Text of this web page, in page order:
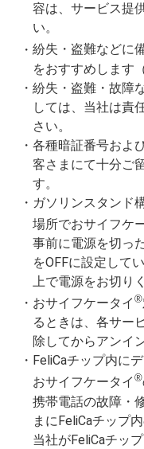
容は、サービス提
い。
紛失・盗難などに
をおすすめします
紛失・盗難・故障
しては、当社は責
さい。
各種暗証番号およ
客さまにて十分ご
す。
ガソリンスタンド
場所でおサイフケ
事前に電源を切っ
をOFFに設定して
上で電源をお切り
おサイフケータイ ®
るときは、各サー
除してからアンイ
FeliCaチップ内に
おサイフケータイ ®
携帯電話の故障・
まにFeliCaチップ
当社がFeliCaチッ